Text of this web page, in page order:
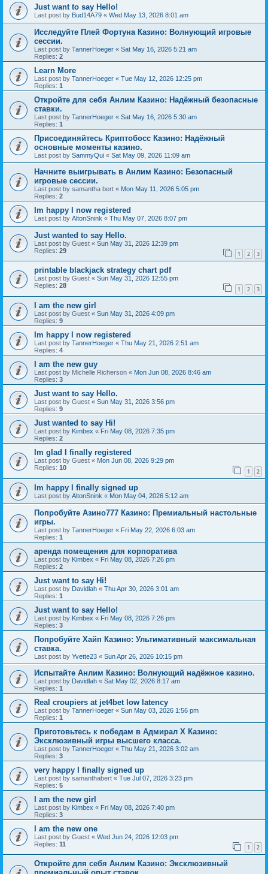
Just want to say Hello!
Last post by Bud14A79 « Wed May 13, 2026 8:01 am
Исследуйте Плей Фортуна Казино: Волнующий игровые
сессии.
Last post by TannerHoeger « Sat May 16, 2026 5:21 am
Replies: 2
Learn More
Last post by TannerHoeger « Tue May 12, 2026 12:25 pm
Replies: 1
Откройте для себя Анлим Казино: Надёжный безопасные
ставки.
Last post by TannerHoeger « Sat May 16, 2026 5:30 am
Replies: 1
Присоединяйтесь Криптобосс Казино: Надёжный
основные моменты казино.
Last post by SammyQui « Sat May 09, 2026 11:09 am
Начните выигрывать в Анлим Казино: Безопасный
игровые сессии.
Last post by samantha bert « Mon May 11, 2026 5:05 pm
Replies: 2
Im happy I now registered
Last post by AltonSnink « Thu May 07, 2026 8:07 pm
Just wanted to say Hello.
Last post by Guest « Sun May 31, 2026 12:39 pm
Replies: 29 1 2 3
printable blackjack strategy chart pdf
Last post by Guest « Sun May 31, 2026 12:55 pm
Replies: 28 1 2 3
I am the new girl
Last post by Guest « Sun May 31, 2026 4:09 pm
Replies: 9
Im happy I now registered
Last post by TannerHoeger « Thu May 21, 2026 2:51 am
Replies: 4
I am the new guy
Last post by Michelle Richerson « Mon Jun 08, 2026 8:46 am
Replies: 3
Just want to say Hello.
Last post by Guest « Sun May 31, 2026 3:56 pm
Replies: 9
Just wanted to say Hi!
Last post by Kimbex « Fri May 08, 2026 7:35 pm
Replies: 2
Im glad I finally registered
Last post by Guest « Mon Jun 08, 2026 9:29 pm
Replies: 10 1 2
Im happy I finally signed up
Last post by AltonSnink « Mon May 04, 2026 5:12 am
Попробуйте Азино777 Казино: Премиальный настольные
игры.
Last post by TannerHoeger « Fri May 22, 2026 6:03 am
Replies: 1
аренда помещения для корпоратива
Last post by Kimbex « Fri May 08, 2026 7:26 pm
Replies: 2
Just want to say Hi!
Last post by Davidlah « Thu Apr 30, 2026 3:01 am
Replies: 1
Just want to say Hello!
Last post by Kimbex « Fri May 08, 2026 7:26 pm
Replies: 3
Попробуйте Хайп Казино: Ультимативный максимальная
ставка.
Last post by Yvette23 « Sun Apr 26, 2026 10:15 pm
Испытайте Анлим Казино: Волнующий надёжное казино.
Last post by Davidlah « Sat May 02, 2026 8:17 am
Replies: 1
Real croupiers at jet4bet low latency
Last post by TannerHoeger « Sun May 03, 2026 1:56 pm
Replies: 1
Приготовьтесь к победам в Адмирал Х Казино:
Эксклюзивный игры высшего класса.
Last post by TannerHoeger « Thu May 21, 2026 3:02 am
Replies: 3
very happy I finally signed up
Last post by samanthabert « Tue Jul 07, 2026 3:23 pm
Replies: 5
I am the new girl
Last post by Kimbex « Fri May 08, 2026 7:40 pm
Replies: 3
I am the new one
Last post by Guest « Wed Jun 24, 2026 12:03 pm
Replies: 11 1 2
Откройте для себя Анлим Казино: Эксклюзивный